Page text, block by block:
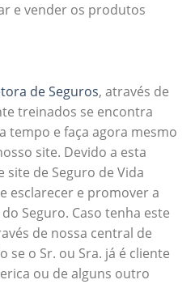
e vender os produtos
de Seguros, através de
treinados se encontra
tempo e faça agora mesmo
site. Devido a esta
de Seguro de Vida
esclarecer e promover a
Seguro. Caso tenha este
de nossa central de
se o Sr. ou Sra. já é cliente
ou de alguns outro